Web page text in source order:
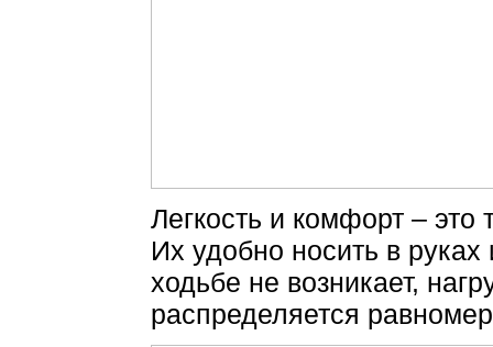
Легкость и комфорт –
Их удобно носить в
ходьбе не возникает,
распределяется